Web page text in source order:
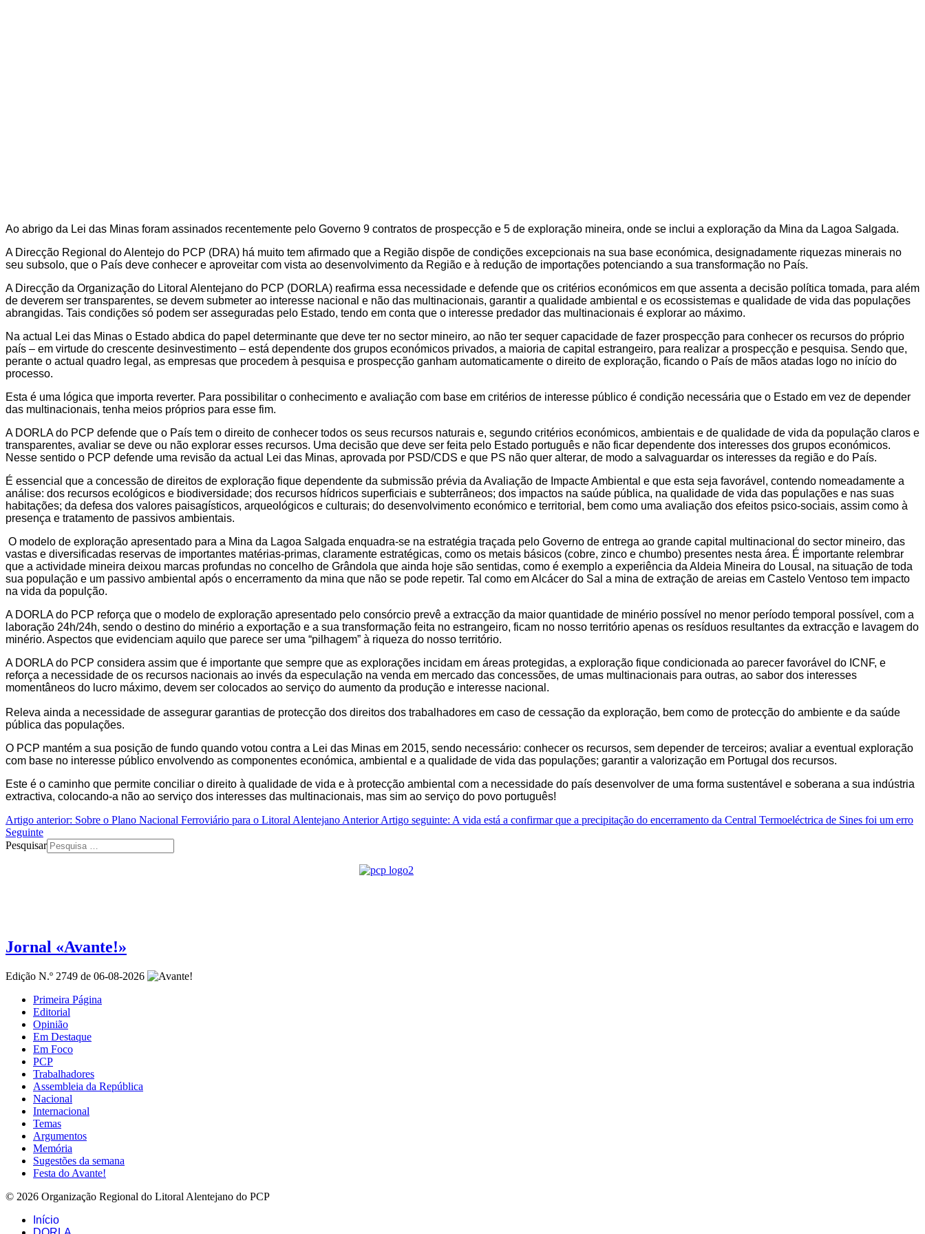
Ao abrigo da Lei das Minas foram assinados recentemente pelo Governo 9 contratos de prospecção e 5 de exploração mineira, onde se inclui a exploração da Mina da Lagoa Salgada.
A Direcção Regional do Alentejo do PCP (DRA) há muito tem afirmado que a Região dispõe de condições excepcionais na sua base económica, designadamente riquezas minerais no
seu subsolo, que o País deve conhecer e aproveitar com vista ao desenvolvimento da Região e à redução de importações potenciando a sua transformação no País.
A Direcção da Organização do Litoral Alentejano do PCP (DORLA) reafirma essa necessidade e defende que os critérios económicos em que assenta a decisão política tomada, para além
de deverem ser transparentes, se devem submeter ao interesse nacional e não das multinacionais, garantir a qualidade ambiental e os ecossistemas e qualidade de vida das populações
abrangidas. Tais condições só podem ser asseguradas pelo Estado, tendo em conta que o interesse predador das multinacionais é explorar ao máximo.
Na actual Lei das Minas o Estado abdica do papel determinante que deve ter no sector mineiro, ao não ter sequer capacidade de fazer prospecção para conhecer os recursos do próprio
país – em virtude do crescente desinvestimento – está dependente dos grupos económicos privados, a maioria de capital estrangeiro, para realizar a prospecção e pesquisa. Sendo que,
perante o actual quadro legal, as empresas que procedem à pesquisa e prospecção ganham automaticamente o direito de exploração, ficando o País de mãos atadas logo no início do
processo.
Esta é uma lógica que importa reverter. Para possibilitar o conhecimento e avaliação com base em critérios de interesse público é condição necessária que o Estado em vez de depender
das multinacionais, tenha meios próprios para esse fim.
A DORLA do PCP defende que o País tem o direito de conhecer todos os seus recursos naturais e, segundo critérios económicos, ambientais e de qualidade de vida da população claros e
transparentes, avaliar se deve ou não explorar esses recursos. Uma decisão que deve ser feita pelo Estado português e não ficar dependente dos interesses dos grupos económicos.
Nesse sentido o PCP defende uma revisão da actual Lei das Minas, aprovada por PSD/CDS e que PS não quer alterar, de modo a salvaguardar os interesses da região e do País.
É essencial que a concessão de direitos de exploração fique dependente da submissão prévia da Avaliação de Impacte Ambiental e que esta seja favorável, contendo nomeadamente a
análise: dos recursos ecológicos e biodiversidade; dos recursos hídricos superficiais e subterrâneos; dos impactos na saúde pública, na qualidade de vida das populações e nas suas
habitações; da defesa dos valores paisagísticos, arqueológicos e culturais; do desenvolvimento económico e territorial, bem como uma avaliação dos efeitos psico-sociais, assim como à
presença e tratamento de passivos ambientais.
O modelo de exploração apresentado para a Mina da Lagoa Salgada enquadra-se na estratégia traçada pelo Governo de entrega ao grande capital multinacional do sector mineiro, das
vastas e diversificadas reservas de importantes matérias-primas, claramente estratégicas, como os metais básicos (cobre, zinco e chumbo) presentes nesta área. É importante relembrar
que a actividade mineira deixou marcas profundas no concelho de Grândola que ainda hoje são sentidas, como é exemplo a experiência da Aldeia Mineira do Lousal, na situação de toda
sua população e um passivo ambiental após o encerramento da mina que não se pode repetir. Tal como em Alcácer do Sal a mina de extração de areias em Castelo Ventoso tem impacto
na vida da populção.
A DORLA do PCP reforça que o modelo de exploração apresentado pelo consórcio prevê a extracção da maior quantidade de minério possível no menor período temporal possível, com a
laboração 24h/24h, sendo o destino do minério a exportação e a sua transformação feita no estrangeiro, ficam no nosso território apenas os resíduos resultantes da extracção e lavagem do
minério. Aspectos que evidenciam aquilo que parece ser uma “pilhagem” à riqueza do nosso território.
A DORLA do PCP considera assim que é importante que sempre que as explorações incidam em áreas protegidas, a exploração fique condicionada ao parecer favorável do ICNF, e
reforça a necessidade de os recursos nacionais ao invés da especulação na venda em mercado das concessões, de umas multinacionais para outras, ao sabor dos interesses
momentâneos do lucro máximo, devem ser colocados ao serviço do aumento da produção e interesse nacional.
Releva ainda a necessidade de assegurar garantias de protecção dos direitos dos trabalhadores em caso de cessação da exploração, bem como de protecção do ambiente e da saúde
pública das populações.
O PCP mantém a sua posição de fundo quando votou contra a Lei das Minas em 2015, sendo necessário: conhecer os recursos, sem depender de terceiros; avaliar a eventual exploração
com base no interesse público envolvendo as componentes económica, ambiental e a qualidade de vida das populações; garantir a valorização em Portugal dos recursos.
Este é o caminho que permite conciliar o direito à qualidade de vida e à protecção ambiental com a necessidade do país desenvolver de uma forma sustentável e soberana a sua indústria
extractiva, colocando-a não ao serviço dos interesses das multinacionais, mas sim ao serviço do povo português!
Artigo anterior: Sobre o Plano Nacional Ferroviário para o Litoral Alentejano Anterior Artigo seguinte: A vida está a confirmar que a precipitação do encerramento da Central Termoeléctrica de Sines foi um erro
Seguinte
Pesquisar
Jornal «Avante!»
Edição N.º 2749 de 06-08-2026
Primeira Página
Editorial
Opinião
Em Destaque
Em Foco
PCP
Trabalhadores
Assembleia da República
Nacional
Internacional
Temas
Argumentos
Memória
Sugestões da semana
Festa do Avante!
© 2026 Organização Regional do Litoral Alentejano do PCP
Início